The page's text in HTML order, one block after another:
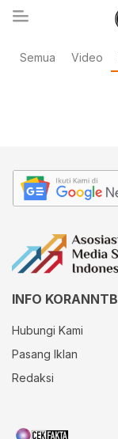
koranntb.com
Semua Video
INFO KORANNTB
Hubungi Kami
Pasang Iklan
Redaksi